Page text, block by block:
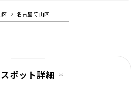
区
名古屋 守山区
スポット詳細